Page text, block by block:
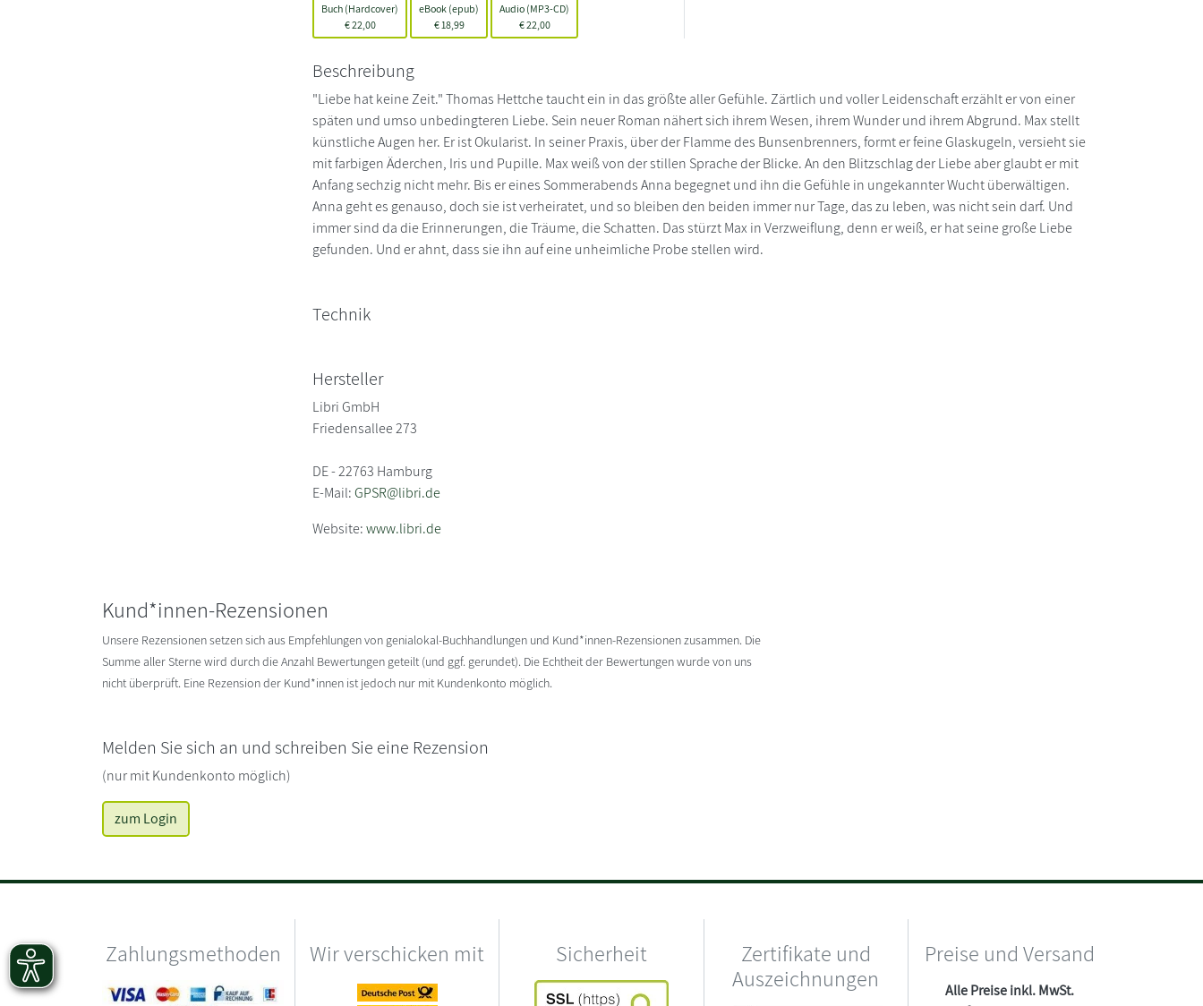
Buch (Hardcover)
€22,00
eBook (epub)
€18,99
Audio (MP3-CD)
€22,00
Beschreibung
"Liebe hat keine Zeit." Thomas Hettche taucht ein in das größte aller Gefühle. Zärtlich und voller Leidenschaft erzählt er von einer
späten und umso unbedingteren Liebe. Sein neuer Roman nähert sich ihrem Wesen, ihrem Wunder und ihrem Abgrund. Max stellt
künstliche Augen her. Er ist Okularist. In seiner Praxis, über der Flamme des Bunsenbrenners, formt er feine Glaskugeln, versieht sie
mit farbigen Äderchen, Iris und Pupille. Max weiß von der stillen Sprache der Blicke. An den Blitzschlag der Liebe aber glaubt er mit
Anfang sechzig nicht mehr. Bis er eines Sommerabends Anna begegnet und ihn die Gefühle in ungekannter Wucht überwältigen.
Anna geht es genauso, doch sie ist verheiratet, und so bleiben den beiden immer nur Tage, das zu leben, was nicht sein darf. Und
immer sind da die Erinnerungen, die Träume, die Schatten. Das stürzt Max in Verzweiflung, denn er weiß, er hat seine große Liebe
gefunden. Und er ahnt, dass sie ihn auf eine unheimliche Probe stellen wird.
Technik
Hersteller
Libri GmbH
Friedensallee 273
DE - 22763 Hamburg
E-Mail:GPSR@libri.de
Website:www.libri.de
Kund*innen-Rezensionen
Unsere Rezensionen setzen sich aus Empfehlungen von genialokal-Buchhandlungen und Kund*innen-Rezensionen zusammen. Die
Summe aller Sterne wird durch die Anzahl Bewertungen geteilt (und ggf. gerundet). Die Echtheit der Bewertungen wurde von uns
nicht überprüft. Eine Rezension der Kund*innen ist jedoch nur mit Kundenkonto möglich.
Melden Sie sich an und schreiben Sie eine Rezension
(nur mit Kundenkonto möglich)
zum Login
Zahlungsmethoden Wir verschicken mit Sicherheit
Zertifikate und
Auszeichnungen
Preise und Versand
Alle Preise inkl. MwSt.